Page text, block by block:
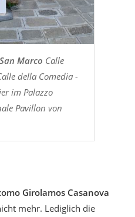
Marco Calle
della Comedia -
im Palazzo
Pavillon von
Girolamos Casanova
mehr. Lediglich die